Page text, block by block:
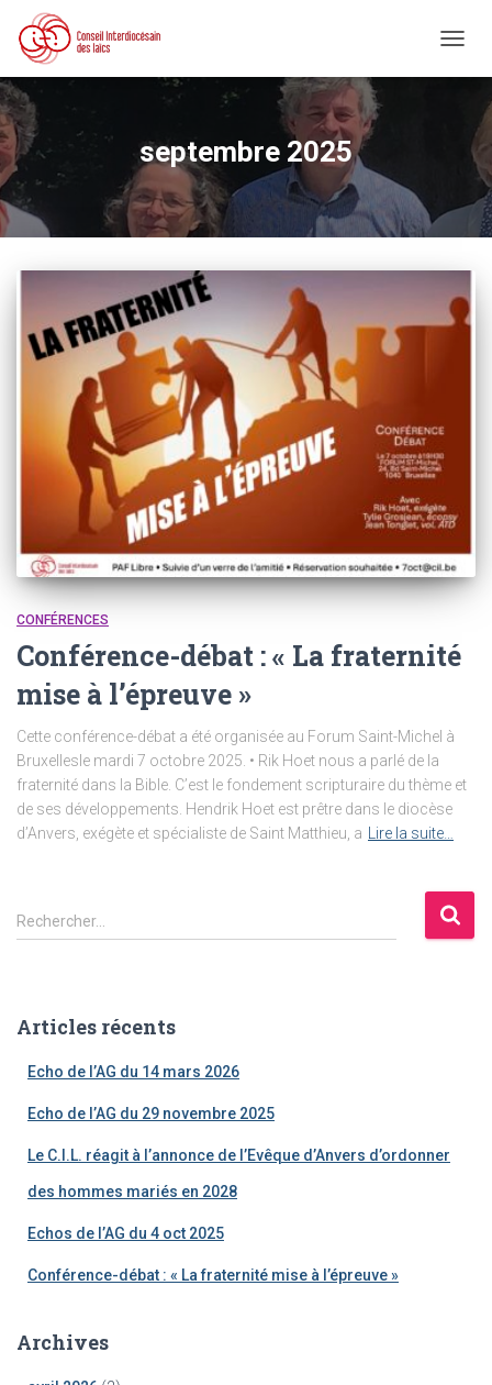
LA
septembre 2025
CONFÉRENCES
Conférence-débat : « La fraternité
mise à l’épreuve »
Cette conférence-débat a été organisée au Forum Saint-Michel à
Bruxellesle mardi 7 octobre 2025. • Rik Hoet nous a parlé de la
fraternité dans la Bible. C’est le fondement scripturaire du thème et
de ses développements. Hendrik Hoet est prêtre dans le diocèse
d’Anvers, exégète et spécialiste de Saint Matthieu, a
Lire la suite…
R
e
r
Rechercher…
Articles récents
Echo de l’AG du 14 mars 2026
Echo de l’AG du 29 novembre 2025
Le C.I.L. réagit à l’annonce de l’Evêque d’Anvers d’ordonner
des hommes mariés en 2028
Echos de l’AG du 4 oct 2025
Conférence-débat : « La fraternité mise à l’épreuve »
Archives